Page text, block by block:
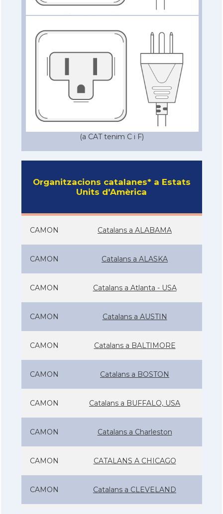
(a CAT tenim C i F)
Organitzacions catalanes* a Estats
Units d'Amèrica
CAMON Catalans a ALABAMA
CAMON Catalans a ALASKA
CAMON Catalans a Atlanta - USA
CAMON Catalans a AUSTIN
CAMON Catalans a BALTIMORE
CAMON Catalans a BOSTON
CAMON Catalans a BUFFALO, USA
CAMON Catalans a Charleston
CAMON CATALANS A CHICAGO
CAMON Catalans a CLEVELAND